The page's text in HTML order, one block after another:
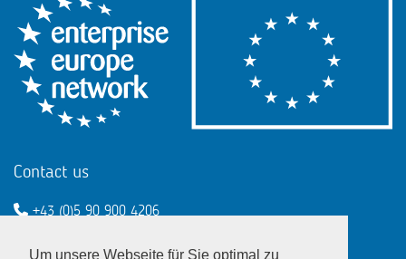
Um unsere Webseite für Sie optimal zu
Contact us
+43 (0)5 90 900 4206